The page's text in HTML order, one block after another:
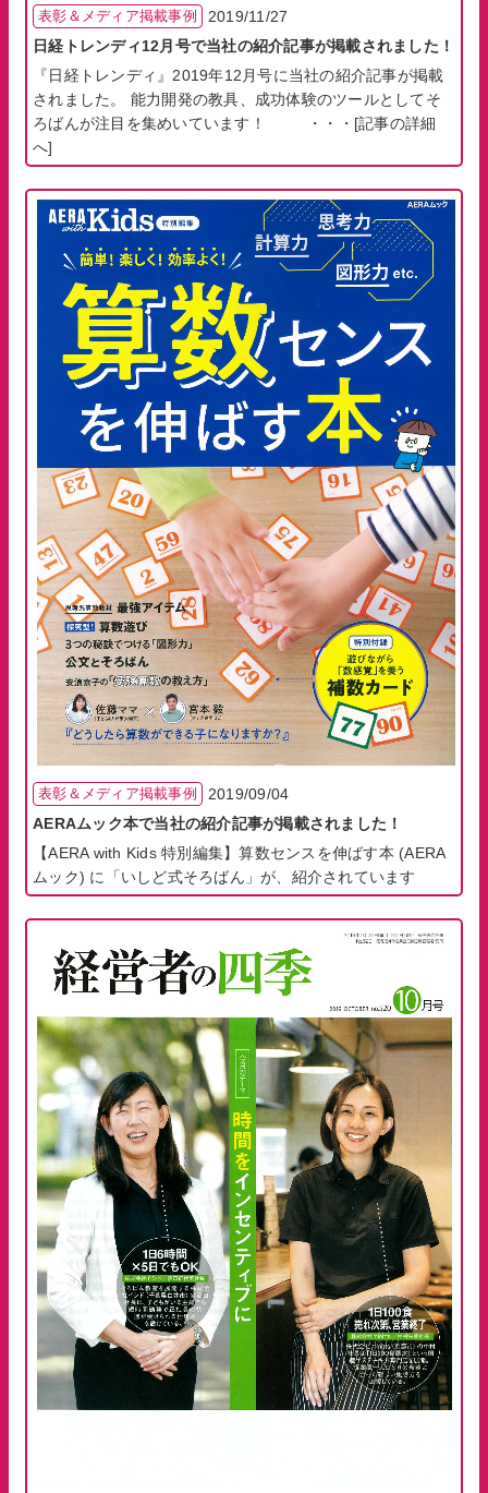
表彰＆メディア掲載事例
2019/11/27
日経トレンディ12月号で当社の紹介記事が掲載されました！
『日経トレンディ』2019年12月号に当社の紹介記事が掲載
されました。 能力開発の教具、成功体験のツールとしてそ
ろばんが注目を集めいています！ ・・・ [記事の詳細
へ]
表彰＆メディア掲載事例
2019/09/04
AERAムック本で当社の紹介記事が掲載されました！
【AERA with Kids 特別編集】算数センスを伸ばす本 (AERA
ムック) に「いしど式そろばん」が、紹介されています